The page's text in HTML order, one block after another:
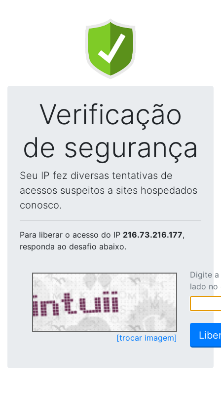
Verificação
de segurança
Seu IP fez diversas tentativas de
acessos suspeitos a sites hospedados
conosco.
Para liberar o acesso do IP 216.73.216.177,
responda ao desafio abaixo.
[trocar imagem]
Digite
lado no